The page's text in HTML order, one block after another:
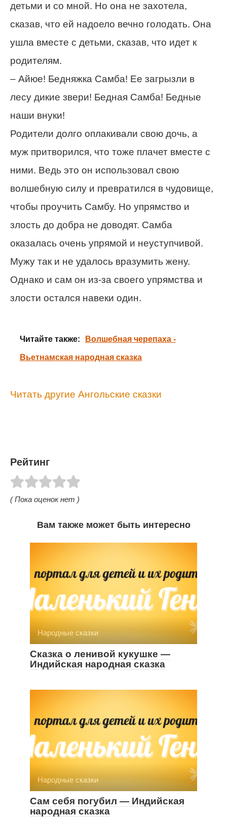
детьми и со мной. Но она не захотела,
сказав, что ей надоело вечно голодать. Она
ушла вместе с детьми, сказав, что идет к
родителям.
– Айюе! Бедняжка Самба! Ее загрызли в
лесу дикие звери! Бедная Самба! Бедные
наши внуки!
Родители долго оплакивали свою дочь, а
муж притворился, что тоже плачет вместе с
ними. Ведь это он использовал свою
волшебную силу и превратился в чудовище,
чтобы проучить Самбу. Но упрямство и
злость до добра не доводят. Самба
оказалась очень упрямой и неуступчивой.
Мужу так и не удалось вразумить жену.
Однако и сам он из-за своего упрямства и
злости остался навеки один.
Читайте также: Волшебная черепаха -
Вьетнамская народная сказка
Читать другие Ангольские сказки
Рейтинг
( Пока оценок нет )
Вам также может быть интересно
Народные сказки
Сказка о ленивой кукушке —
Индийская народная сказка
Народные сказки
Сам себя погубил — Индийская
народная сказка